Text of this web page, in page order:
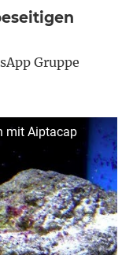
Gruppe
mit Aiptacap